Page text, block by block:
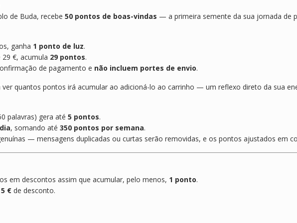
de Buda, recebe 50 pontos de boas-vindas — a primeira semente da sua jornada de
ganha 1 ponto de luz.
€, acumula 29 pontos.
de pagamento e não incluem portes de envio.
ver quantos pontos irá acumular ao adicioná-lo ao carrinho — um reflexo direto da sua
palavras) gera até 5 pontos.
, somando até 350 pontos por semana.
— mensagens duplicadas ou curtas serão removidas, e os pontos ajustados em
em descontos assim que acumular, pelo menos, 1 ponto.
5 € de desconto.